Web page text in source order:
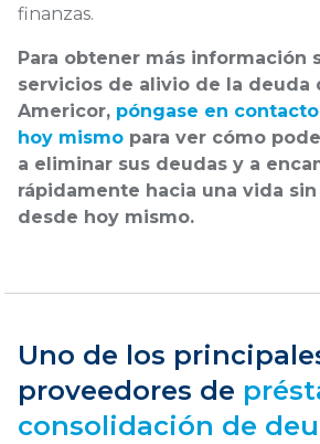
finanzas.
Para obtener más información
servicios de alivio de la deuda
Americor, póngase en
hoy mismo para ver cómo
a eliminar sus deudas y a
rápidamente hacia una vida
desde hoy mismo.
Uno de los
proveedores de
consolidación de